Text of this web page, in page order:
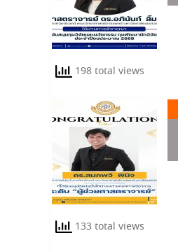
198 total views
133 total views